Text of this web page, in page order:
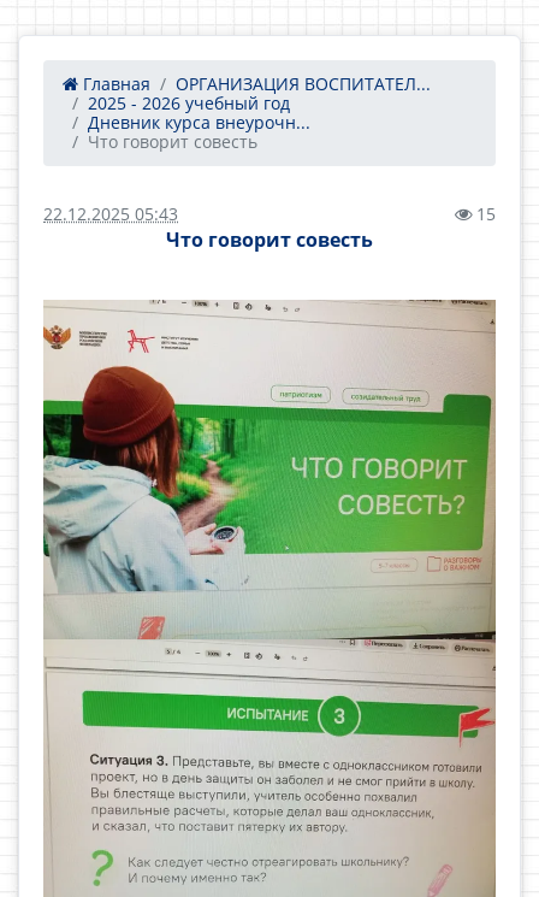
Главная
ОРГАНИЗАЦИЯ ВОСПИТАТЕЛ...
2025 - 2026 учебный год
Дневник курса внеурочн...
Что говорит совесть
22.12.2025 05:43 15
Что говорит совесть